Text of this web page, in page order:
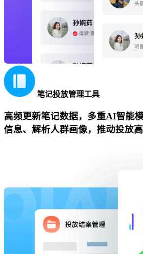
笔记投放管理工具
高频更新笔记数据，多重AI智能
信息、解析人群画像，推动投放高